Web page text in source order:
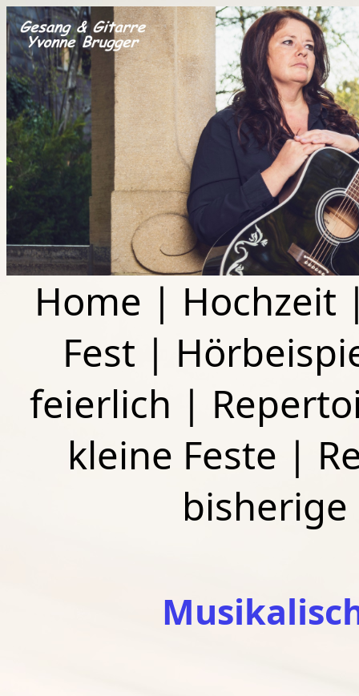
Home | Hochzeit
Fest |
feierlich |
kleine Feste |